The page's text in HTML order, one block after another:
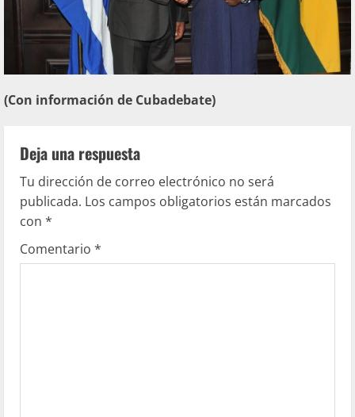
(Con información de Cubadebate)
Deja una respuesta
Tu dirección de correo electrónico no será
publicada. Los campos obligatorios están marcados
con *
Comentario *